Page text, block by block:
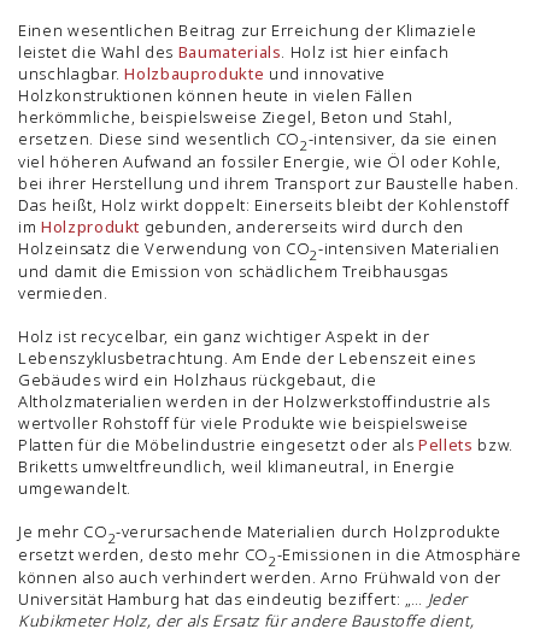
Einen wesentlichen Beitrag zur Erreichung der Klimaziele
leistet die Wahl des Baumaterials. Holz ist hier einfach
unschlagbar.Holzbauprodukte und innovative
Holzkonstruktionen können heute in vielen Fällen
herkömmliche, beispielsweise Ziegel, Beton und Stahl,
ersetzen. Diese sind wesentlich CO2-intensiver, da sie einen
viel höheren Aufwand an fossiler Energie, wie Öl oder Kohle,
bei ihrer Herstellung und ihrem Transport zur Baustelle haben.
Das heißt, Holz wirkt doppelt: Einerseits bleibt der Kohlenstoff
im Holzprodukt gebunden, andererseits wird durch den
Holzeinsatz die Verwendung von CO2-intensiven Materialien
und damit die Emission von schädlichem Treibhausgas
vermieden.
Holz ist recycelbar, ein ganz wichtiger Aspekt in der
Lebenszyklusbetrachtung. Am Ende der Lebenszeit eines
Gebäudes wird ein Holzhaus rückgebaut, die
Altholzmaterialien werden in der Holzwerkstoffindustrie als
wertvoller Rohstoff für viele Produkte wie beispielsweise
Platten für die Möbelindustrie eingesetzt oder alsPellets bzw.
Briketts umweltfreundlich, weil klimaneutral, in Energie
umgewandelt.
Je mehr CO2-verursachende Materialien durch Holzprodukte
ersetzt werden, desto mehr CO2-Emissionen in die Atmosphäre
können also auch verhindert werden. Arno Frühwald von der
Universität Hamburg hat das eindeutig beziffert: „… Jeder
Kubikmeter Holz, der als Ersatz für andere Baustoffe dient,